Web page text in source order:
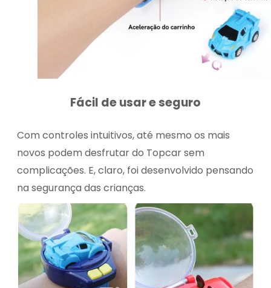
Fácil de usar e seguro
Com controles intuitivos, até mesmo os mais
novos podem desfrutar do Topcar sem
complicações. E, claro, foi desenvolvido pensando
na segurança das crianças.